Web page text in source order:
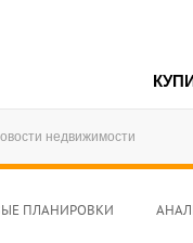
недвижимости
ПЛАНИРОВКИ